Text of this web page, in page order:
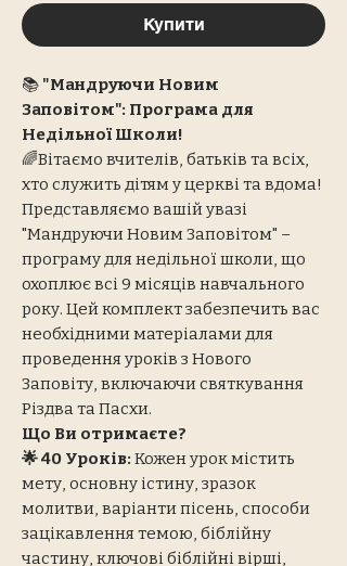
Купити
📚 "Мандруючи Новим
Заповітом": Програма для
Недільної Школи!
🌈Вітаємо вчителів, батьків та всіх,
хто служить дітям у церкві та вдома!
Представляємо вашій увазі
"Мандруючи Новим Заповітом" –
програму для недільної школи, що
охоплює всі 9 місяців навчального
року. Цей комплект забезпечить вас
необхідними матеріалами для
проведення уроків з Нового
Заповіту, включаючи святкування
Різдва та Пасхи.
Що Ви отримаєте?
🌟 40 Уроків: Кожен урок містить
мету, основну істину, зразок
молитви, варіанти пісень, способи
зацікавлення темою, біблійну
частину, ключові біблійні вірші,